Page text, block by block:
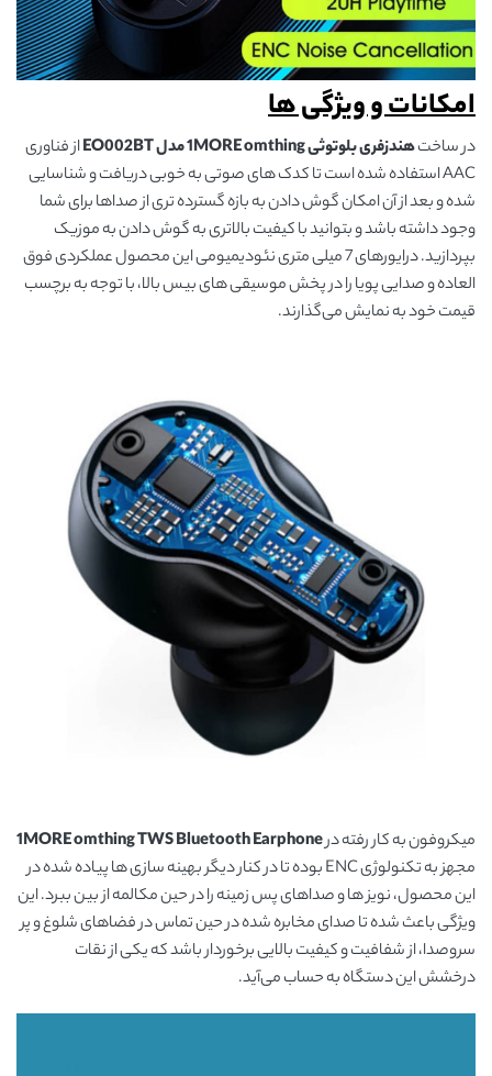
امکانات و ویژگی ها
در ساختهندزفری بلوتوثی 1MORE omthing مدل EO002BT
از فناوری
AAC استفاده شده است تا کدک های صوتی به خوبی دریافت و شناسایی
شده و بعد از آن امکان گوش دادن به بازه گسترده تری از صداها برای شما
وجود داشته باشد و بتوانید با کیفیت بالاتری به گوش دادن به موزیک
بپردازید. درایورهای 7 میلی متری نئودیمیومی این محصول عملکردی فوق
العاده و صدایی پویا را در پخش موسیقی های بیس بالا، با توجه به برچسب
قیمت خود به نمایش می‌گذارند.
میکروفون به کار رفته در1MORE omthing TWS Bluetooth Earphone
مجهز به تکنولوژی ENC بوده تا در کنار دیگر بهینه سازی ها پیاده شده در
این محصول، نویز ها و صداهای پس زمینه را در حین مکالمه از بین ببرد. این
ویژگی باعث شده تا صدای مخابره شده در حین تماس در فضاهای شلوغ و پر
سروصدا، از شفافیت و کیفیت بالایی برخوردار باشد که یکی از نقات
درخشش این دستگاه به حساب می‌آید.